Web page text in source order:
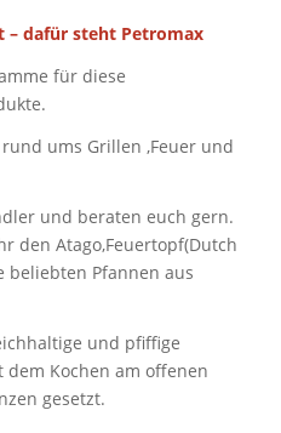
– dafür steht Petromax
für diese
ums Grillen ,Feuer und
und beraten euch gern.
den Atago,Feuertopf(Dutch
beliebten Pfannen aus
und pfiffige
Kochen am offenen
gesetzt.